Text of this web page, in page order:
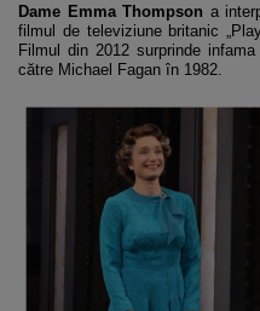
Dame Emma Thompson a
filmul de televiziune britanic
Filmul din 2012 surprinde
către Michael Fagan în 1982.